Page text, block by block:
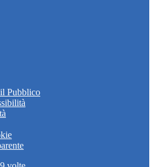
Pubblico